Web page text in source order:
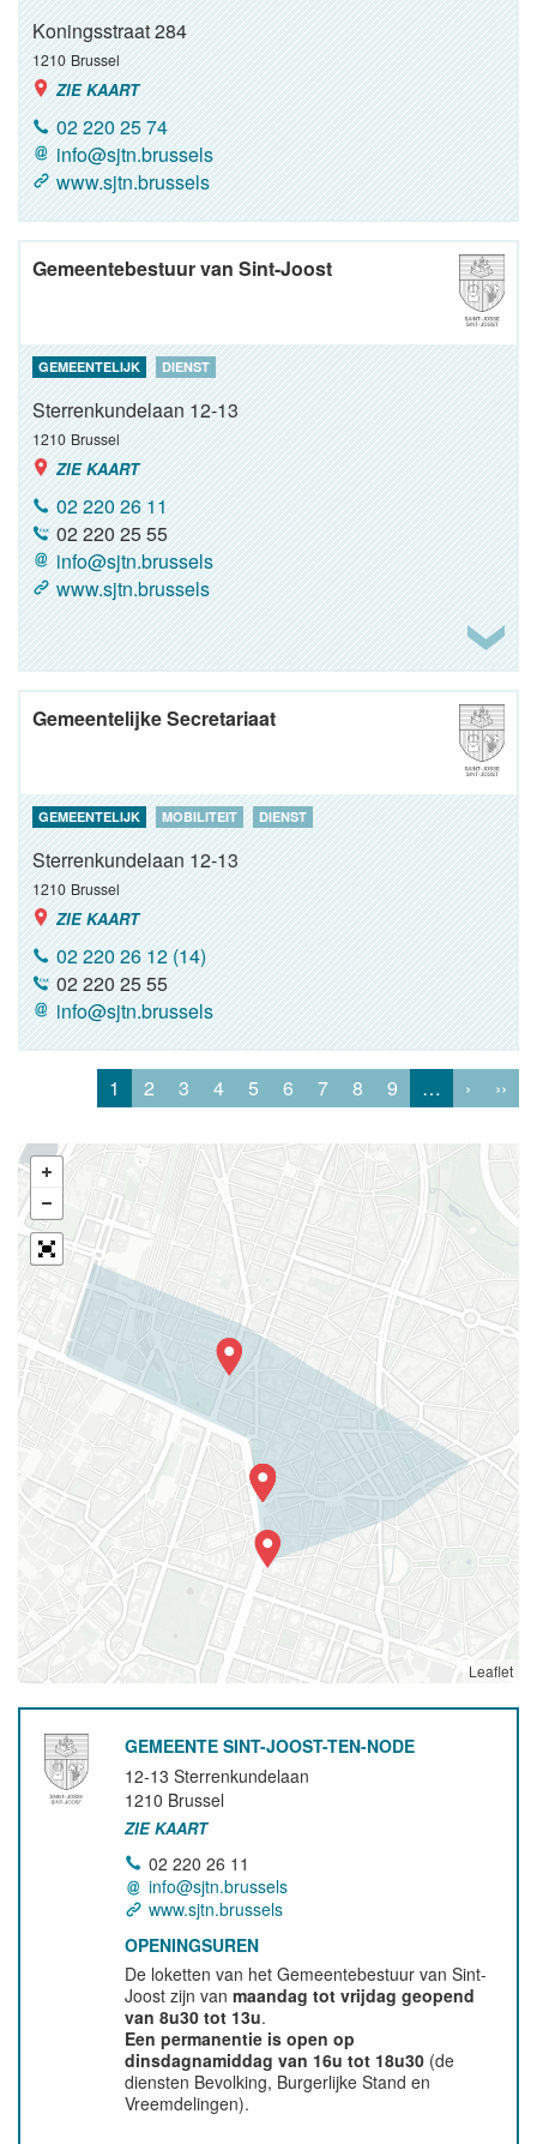
Koningsstraat 284
1210 Brussel
ZIE KAART
02 220 25 74
info@sjtn.brussels
www.sjtn.brussels
Gemeentebestuur van Sint-Joost
GEMEENTELIJK DIENST
Sterrenkundelaan 12-13
1210 Brussel
ZIE KAART
02 220 26 11
02 220 25 55
info@sjtn.brussels
www.sjtn.brussels
Gemeentelijke Secretariaat
GEMEENTELIJK MOBILITEIT DIENST
Sterrenkundelaan 12-13
1210 Brussel
ZIE KAART
02 220 26 12 (14)
02 220 25 55
info@sjtn.brussels
1 2 3 4 5 6 7 8 9 … › ››
Leaflet
GEMEENTE SINT-JOOST-TEN-NODE
12-13 Sterrenkundelaan
1210 Brussel
ZIE KAART
02 220 26 11
info@sjtn.brussels
www.sjtn.brussels
OPENINGSUREN
De loketten van het Gemeentebestuur van Sint-
Joost zijn vanmaandag tot vrijdag geopend
van 8u30 tot 13u.
Een permanentie is open op
dinsdagnamiddag van 16u tot 18u30 (de
diensten Bevolking, Burgerlijke Stand en
Vreemdelingen).